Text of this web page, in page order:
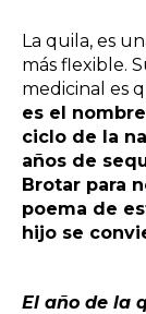
La quila, es
más flexible.
medicinal es
es el
ciclo de la
años de
Brotar para
poema de
hijo se
El año de la